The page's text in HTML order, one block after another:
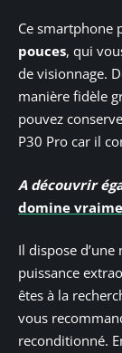
Ce smartphone
pouces, qui
de visionnage.
manière fidèle
pouvez
P30 Pro car il
A découvrir
domine
Il dispose
puissance
êtes à la
vous
reconditionné.